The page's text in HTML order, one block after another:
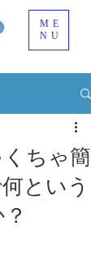
ME
NU
ちゃ簡
という